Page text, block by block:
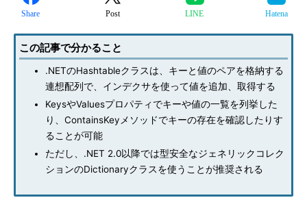
Share Post LINE Hatena
この記事で分かること
.NETのHashtableクラスは、キーと値のペアを格納する
連想配列で、インデクサを使って値を追加、取得する
KeysやValuesプロパティでキーや値の一覧を列挙した
り、ContainsKeyメソッドでキーの存在を確認したりす
ることが可能
ただし、.NET 2.0以降では型安全なジェネリックコレク
ションのDictionaryクラスを使うことが推奨される